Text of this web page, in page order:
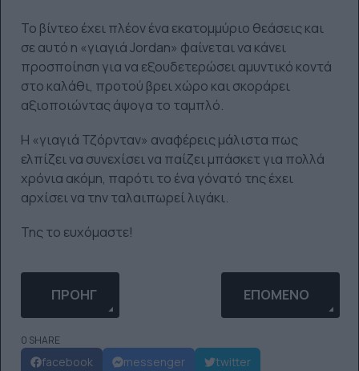
Το βίντεο έχει πλέον ένα εκατομμύριο θεάσεις και
σε αυτό η «γιαγιά Jordan» φαίνεται να κάνει
προσποίηση για να εξουδετερώσει αμυντικό κοντά
στο καλάθι, προτού βρει χώρο και σκοράρει
αξιοποιώντας άψογα το ταμπλό.
Η «γιαγιά Τζόρνταν» αναφέρεις μάλιστα πως
ελπίζει να συνεχίσει να παίζει μπάσκετ για πολλά
χρόνια ακόμη, παρότι το ένα γόνατό της έχει
αρχίσει να την ταλαιπωρεί λιγάκι.
Της το ευχόμαστε!
ΠΡΟΗΓΟΎΜΕΝΟ ΆΡΘΡΟ: ΈΝΑΣ ΚΑΛΛΙΤΈΧΝΗΣ
ΠΡΟΗΓ ΕΠΌΜΕΝΟ ΆΡΘΡΟ:
ΕΠΌΜΕΝΟ
0 SHARE
facebook messenger
twitter